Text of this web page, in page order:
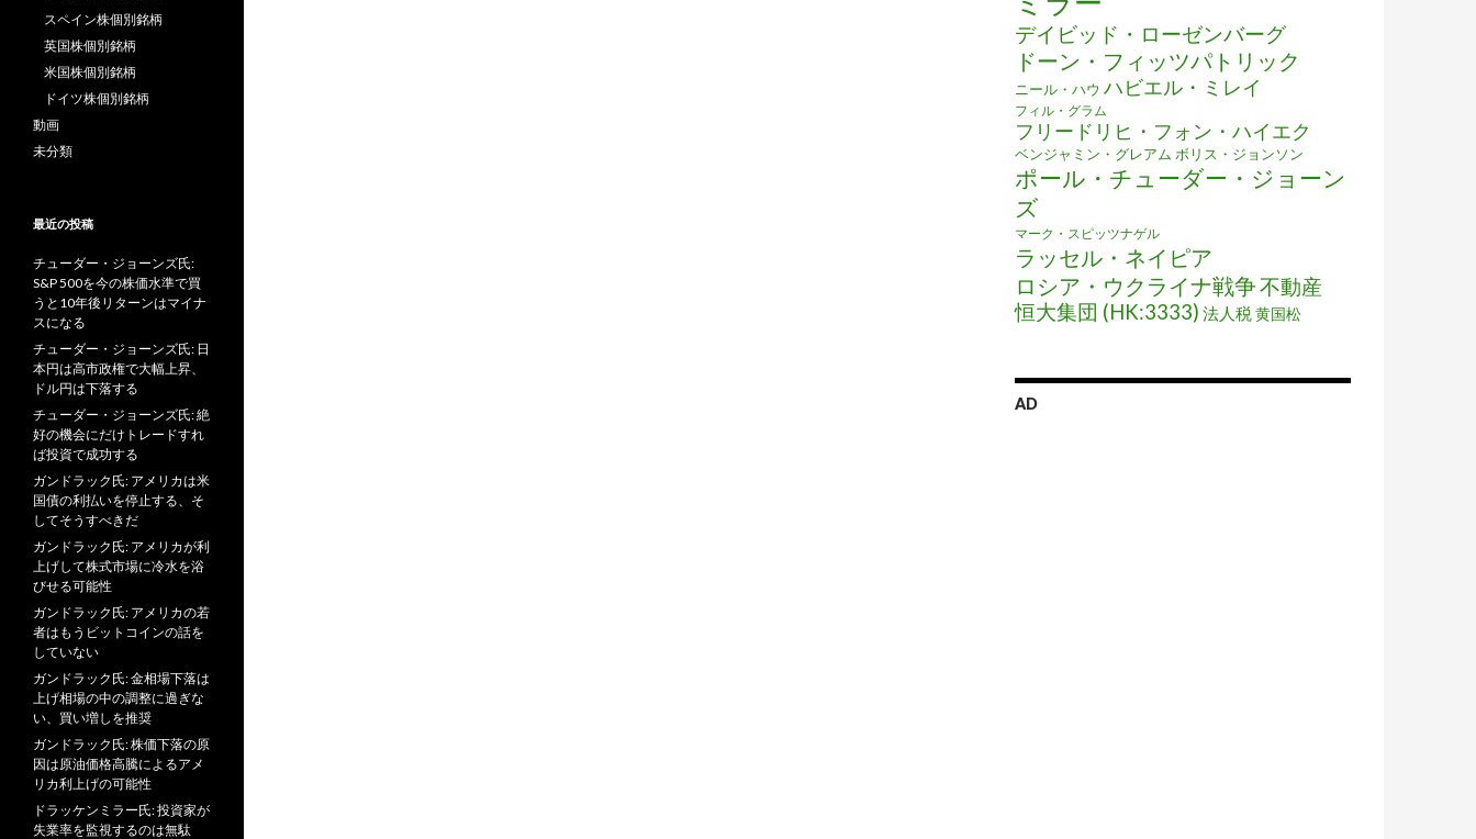
デイビッド・ローゼンバーグ
ドーン・フィッツパトリック
ニール・ハウ ハビエル・ミレイ
フィル・グラム
フリードリヒ・フォン・ハイエク
ベンジャミン・グレアム ボリス・ジョンソン
ポール・チューダー・ジョーン
ズ
マーク・スピッツナゲル
ラッセル・ネイピア
ロシア・ウクライナ戦争不動産
恒大集団 (HK:3333) 法人税黄国松
AD
スペイン株個別銘柄
英国株個別銘柄
米国株個別銘柄
ドイツ株個別銘柄
動画
未分類
最近の投稿
チューダー・ジョーンズ氏:
S&P 500を今の株価水準で買
うと10年後リターンはマイナ
スになる
チューダー・ジョーンズ氏: 日
本円は高市政権で大幅上昇、
ドル円は下落する
チューダー・ジョーンズ氏: 絶
好の機会にだけトレードすれ
ば投資で成功する
ガンドラック氏: アメリカは米
国債の利払いを停止する、そ
してそうすべきだ
ガンドラック氏: アメリカが利
上げして株式市場に冷水を浴
びせる可能性
ガンドラック氏: アメリカの若
者はもうビットコインの話を
していない
ガンドラック氏: 金相場下落は
上げ相場の中の調整に過ぎな
い、買い増しを推奨
ガンドラック氏: 株価下落の原
因は原油価格高騰によるアメ
リカ利上げの可能性
ドラッケンミラー氏: 投資家が
失業率を監視するのは無駄